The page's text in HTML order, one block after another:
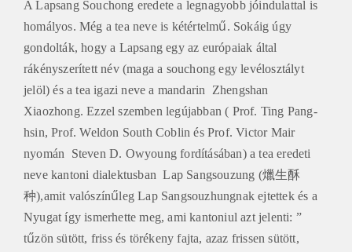
A Lapsang Souchong eredete a legnagyobb jóindulattal is
homályos. Még a tea neve is kétértelmű. Sokáig úgy
gondolták, hogy a Lapsang egy az európaiak által
rákényszerített név (maga a souchong egy levélosztályt
jelöl) és a tea igazi neve a mandarin Zhengshan
Xiaozhong. Ezzel szemben legújabban ( Prof. Ting Pang-
hsin, Prof. Weldon South Coblin és Prof. Victor Mair
nyomán Steven D. Owyoung fordításában) a tea eredeti
neve kantoni dialektusban Lap Sangsouzung (爉生酥
种),amit valószínűleg Lap Sangsouzhungnak ejtettek és a
Nyugat így ismerhette meg, ami kantoniul azt jelenti: ”
tűzön sütött, friss és törékeny fajta, azaz frissen sütött,